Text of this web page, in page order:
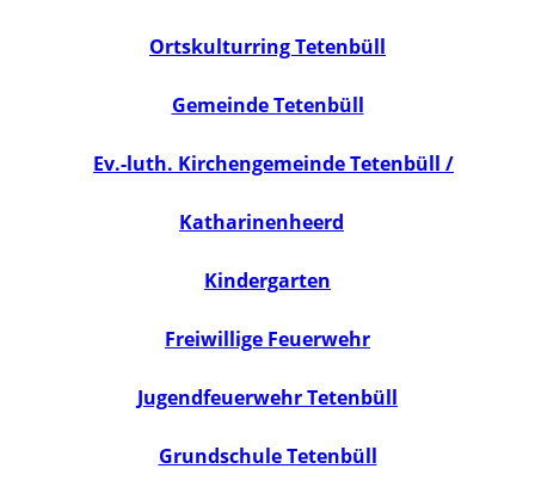
Ortskulturring Tetenbüll
Gemeinde Tetenbüll
Ev.-luth. Kirchengemeinde Tetenbüll /
Katharinenheerd
Kindergarten
Freiwillige Feuerwehr
Jugendfeuerwehr Tetenbüll
Grundschule Tetenbüll